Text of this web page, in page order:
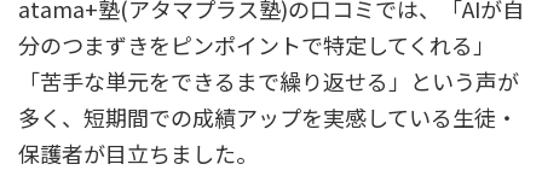
atama+塾(アタマプラス塾)の口コミでは、「AIが自
分のつまずきをピンポイントで特定してくれる」
「苦手な単元をできるまで繰り返せる」という声が
多く、短期間での成績アップを実感している生徒・
保護者が目立ちました。